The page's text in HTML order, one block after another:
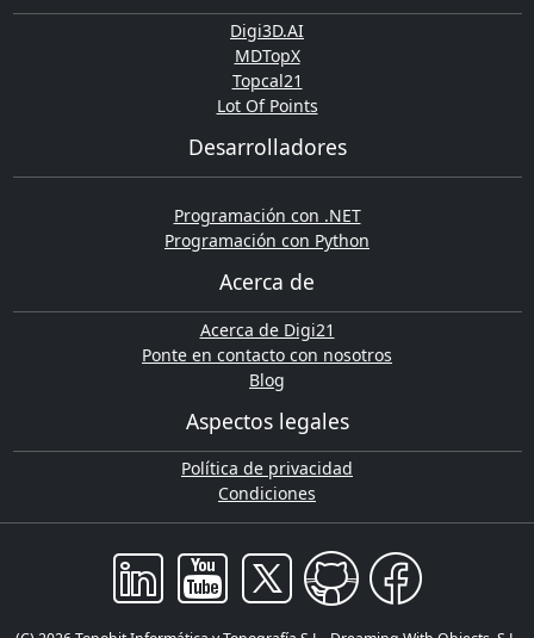
Digi3D.AI
MDTopX
Topcal21
Lot Of Points
Desarrolladores
Programación con .NET
Programación con Python
Acerca de
Acerca de Digi21
Ponte en contacto con nosotros
Blog
Aspectos legales
Política de privacidad
Condiciones